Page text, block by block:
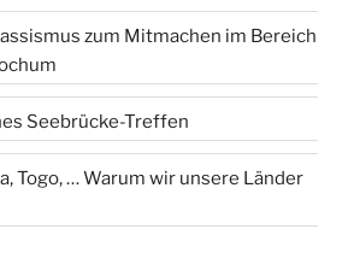
zum Mitmachen im Bereich
Seebrücke-Treffen
unsere Länder